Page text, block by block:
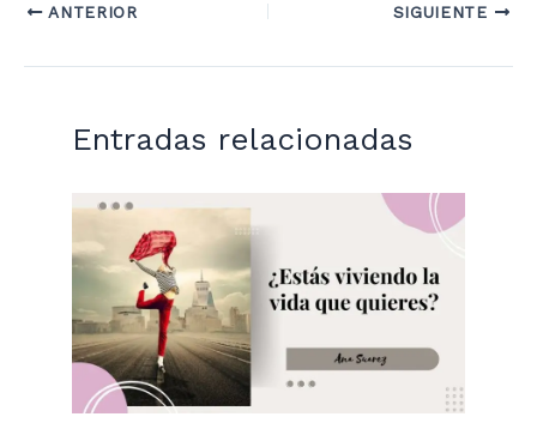
ANTERIOR SIGUIENTE
Entradas relacionadas